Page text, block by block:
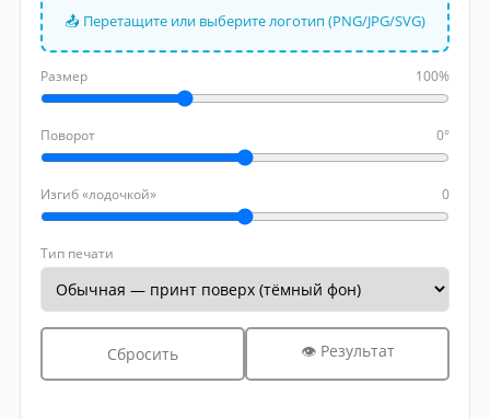
📤 Перетащите или выберите логотип (PNG/JPG/SVG)
Размер 100%
Поворот 0°
Изгиб «лодочкой» 0
Тип печати
Сбросить 👁 Результат